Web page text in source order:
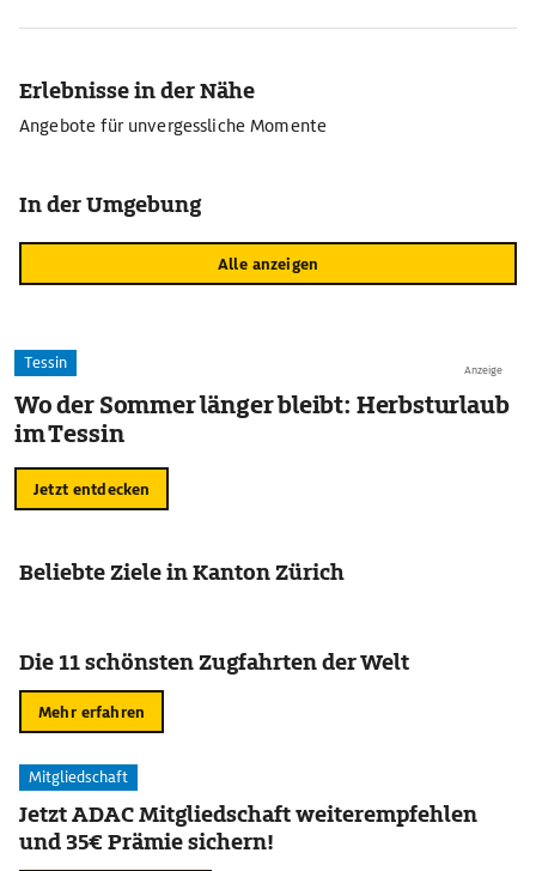
Erlebnisse in der Nähe
Angebote für unvergessliche Momente
In der Umgebung
Alle anzeigen
Anzeige
Tessin
Wo der Sommer länger bleibt: Herbsturlaub
im Tessin
Jetzt entdecken
Beliebte Ziele in Kanton Zürich
Die 11 schönsten Zugfahrten der Welt
Mehr erfahren
Mitgliedschaft
Jetzt ADAC Mitgliedschaft weiterempfehlen
und 35€ Prämie sichern!